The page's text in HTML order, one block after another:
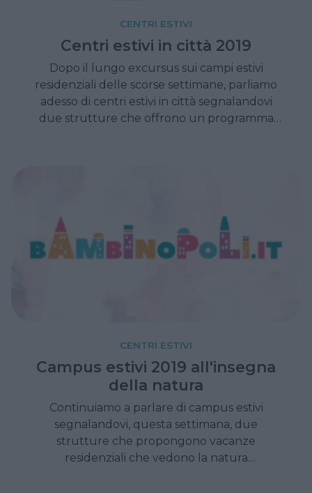
CENTRI ESTIVI
Centri estivi in città 2019
Dopo il lungo excursus sui campi estivi
residenziali delle scorse settimane, parliamo
adesso di centri estivi in città segnalandovi
due strutture che offrono un programma
CENTRI ESTIVI
Campus estivi 2019 all'insegna
della natura
Continuiamo a parlare di campus estivi
segnalandovi, questa settimana, due
strutture che propongono vacanze
residenziali che vedono la natura